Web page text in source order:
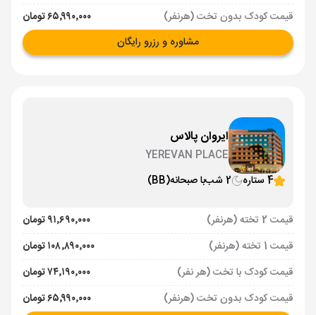
قیمت کودک بدون تخت (هرنفر)
۶۵٬۹۹۰٬۰۰۰ تومان
مشاوره و رزرو رایگان
ایروان پالاس
YEREVAN PLACE
4 ستاره
2 شب با صبحانه(BB)
قیمت 2 تخته (هرنفر)
۹۱٬۶۹۰٬۰۰۰ تومان
قیمت 1 تخته (هرنفر)
۱۰۸٬۸۹۰٬۰۰۰ تومان
قیمت کودک با تخت (هر نفر)
۷۴٬۱۹۰٬۰۰۰ تومان
قیمت کودک بدون تخت (هرنفر)
۶۵٬۹۹۰٬۰۰۰ تومان